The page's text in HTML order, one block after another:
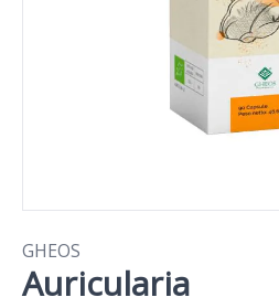
GHEOS
Auricularia